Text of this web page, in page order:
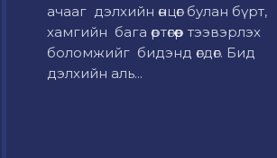
ачааг дэлхийн өнцөг булан бүрт,
хамгийн бага өртөгөөр тээвэрлэх
боломжийг бидэнд өгдөг. Бид
дэлхийн аль...